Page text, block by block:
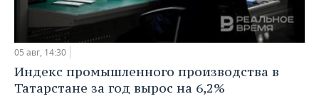
05 авг, 14:30
Индекс промышленного производства в
Татарстане за год вырос на 6,2%